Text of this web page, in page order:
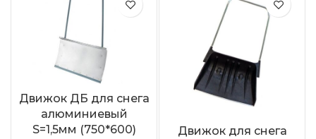
Движок ДБ для снега
алюминиевый
S=1,5мм (750*600)
Движок для снега